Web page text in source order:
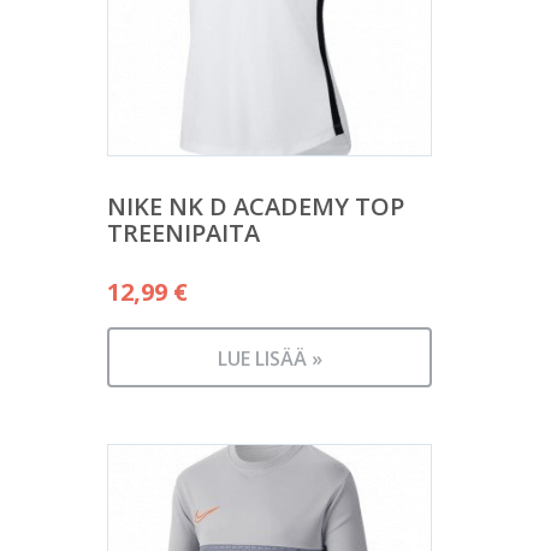
NIKE NK D ACADEMY TOP
TREENIPAITA
12,99 €
LUE LISÄÄ »